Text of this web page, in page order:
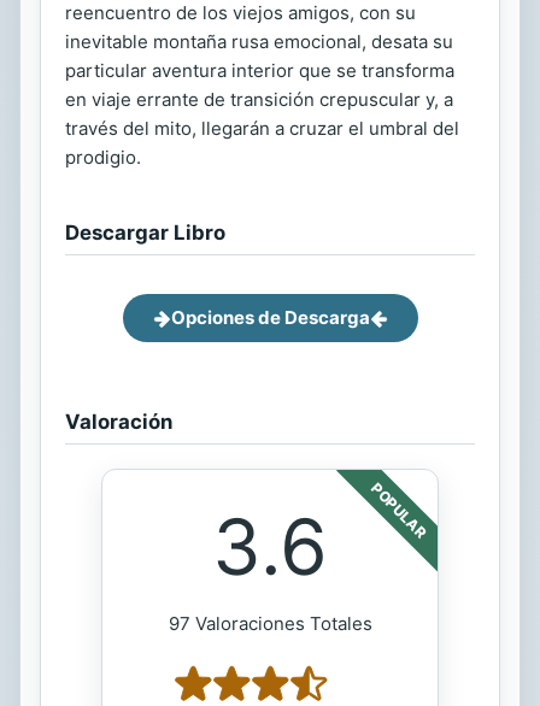
reencuentro de los viejos amigos, con su
inevitable montaña rusa emocional, desata su
particular aventura interior que se transforma
en viaje errante de transición crepuscular y, a
través del mito, llegarán a cruzar el umbral del
prodigio.
Descargar Libro
Opciones de Descarga
Valoración
POPULAR
3.6
97 Valoraciones Totales